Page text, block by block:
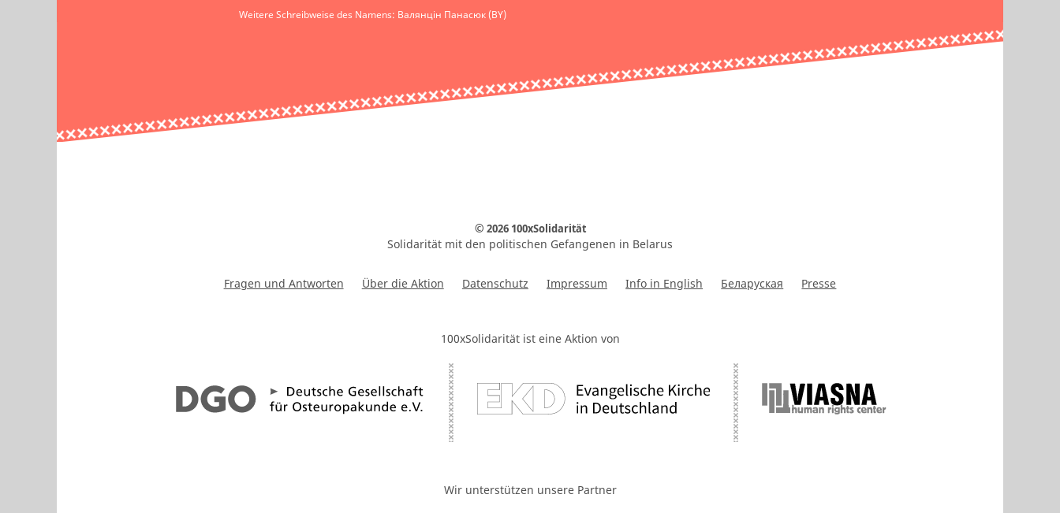
Weitere Schreibweise des Namens: Валянцін Панасюк (BY)
© 2026 100xSolidarität
Solidarität mit den politischen Gefangenen in Belarus
Fragen und Antworten Über die Aktion Datenschutz Impressum Info in English Беларуская Presse
100xSolidarität ist eine Aktion von
Wir unterstützen unsere Partner